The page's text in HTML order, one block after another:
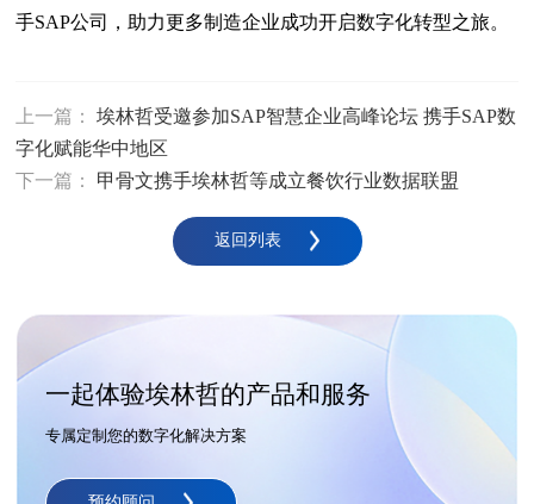
手SAP公司，助力更多制造企业成功开启数字化转型之旅。
上一篇： 埃林哲受邀参加SAP智慧企业高峰论坛 携手SAP数
字化赋能华中地区
下一篇： 甲骨文携手埃林哲等成立餐饮行业数据联盟
返回列表
一起体验埃林哲的产品和服务
专属定制您的数字化解决方案